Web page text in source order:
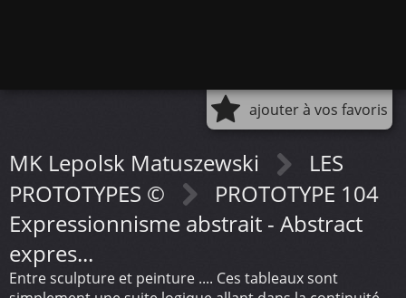
ajouter à vos favoris
MK Lepolsk Matuszewski
LES
PROTOTYPES ©
PROTOTYPE 104
Expressionnisme abstrait - Abstract
expres...
Entre sculpture et peinture .... Ces tableaux sont